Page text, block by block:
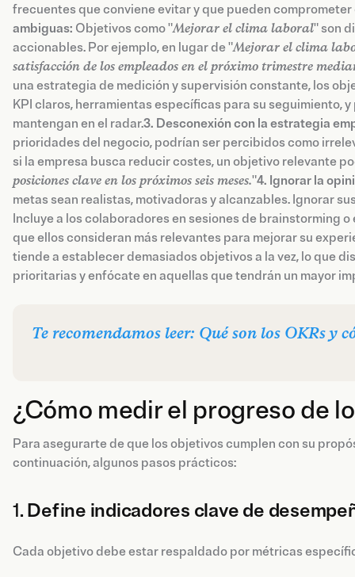
frecuentes que conviene evitar y que pueden
ambiguas: Objetivos como "Mejorar el clima laboral" son
accionables. Por ejemplo, en lugar de "Mejorar el clima
satisfacción de los empleados en el próximo trimestre
una estrategia de medición y supervisión constante, los
KPI claros, herramientas específicas para su seguimiento,
mantengan en el radar.3. Desconexión con la estrategia
prioridades del negocio, podrían ser percibidos como
si la empresa busca reducir costes, un objetivo relevante
posiciones clave en los próximos seis meses."4. Ignorar la
metas sean realistas, motivadoras y alcanzables. Ignorar
Incluye a los colaboradores en sesiones de brainstorming
que ellos consideran más relevantes para mejorar su
tiende a establecer demasiados objetivos a la vez, lo que
prioritarias y enfócate en aquellas que tendrán un mayor
Te recomendamos leer: Qué son los OKRs
¿Cómo medir el progreso de
Para asegurarte de que los objetivos cumplen con su
continuación, algunos pasos prácticos:
1. Define indicadores clave de
Cada objetivo debe estar respaldado por métricas